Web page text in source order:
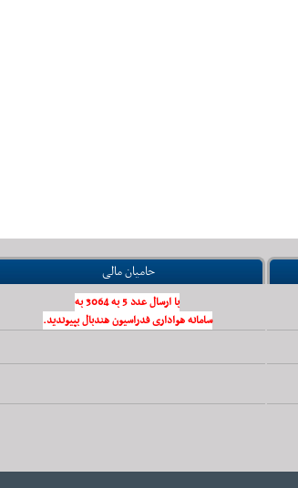
حامیان مالی
با ارسال عدد 5 به 3064 به
سامانه هواداری فدراسیون هندبال بپیوندید.